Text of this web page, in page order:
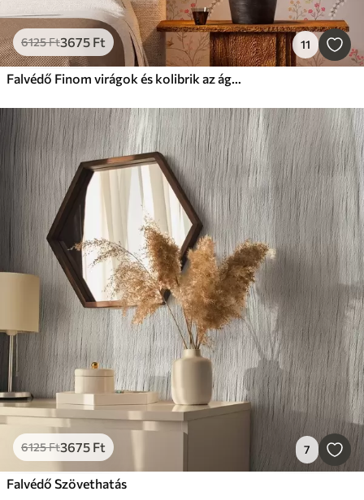
6125Ft3675 Ft 11
Falvédő Finom virágok és kolibrik az ágakon
6125Ft3675 Ft 7
Falvédő Szövethatás